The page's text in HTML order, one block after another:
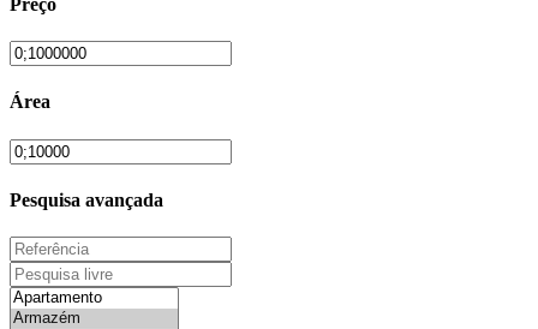
Área
Pesquisa avançada